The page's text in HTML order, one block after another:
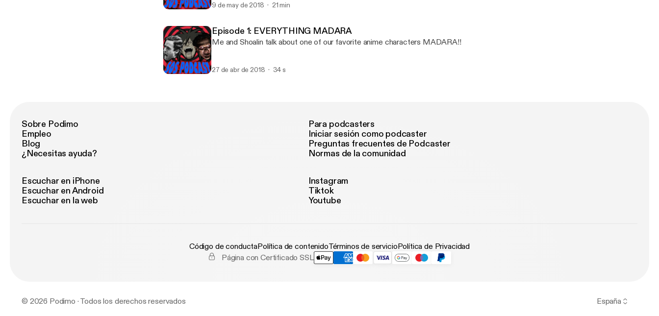
9 de may de 2018 21 min
Episode 1: EVERYTHING MADARA
Me and Shoalin talk about one of our favorite anime characters MADARA!!
27 de abr de 2018 34 s
Sobre Podimo
Empleo
Blog
¿Necesitas ayuda?
Para podcasters
Iniciar sesión como podcaster
Preguntas frecuentes de Podcaster
Normas de la comunidad
Escuchar en iPhone
Escuchar en Android
Escuchar en la web
Instagram
Tiktok
Youtube
Código de conductaPolítica de contenidoTérminos de servicioPolítica de Privacidad
Página con Certificado SSL
© 2026 Podimo · Todos los derechos reservados España